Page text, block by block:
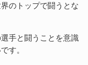
のトップで闘うとな
手と闘うことを意識
す。